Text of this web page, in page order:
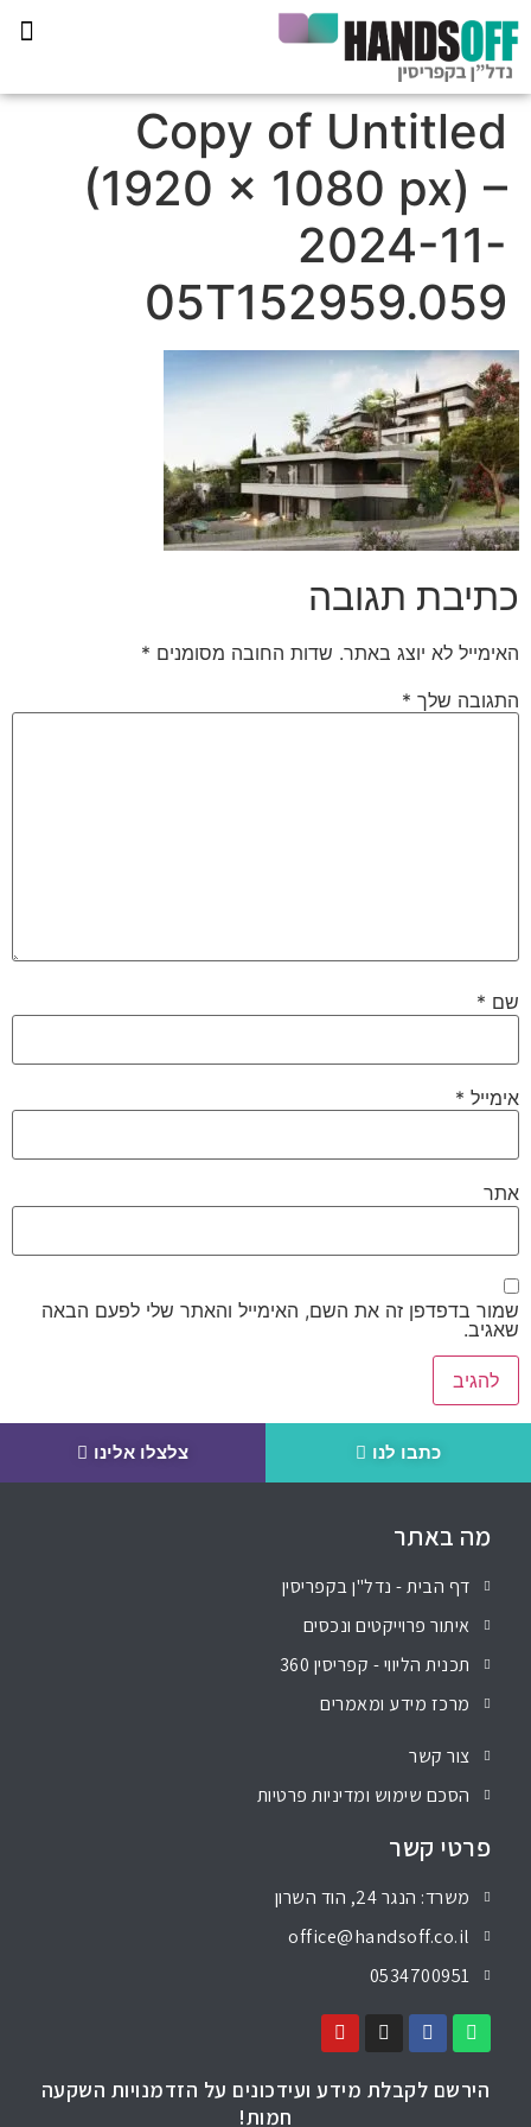
Copy of Untitled
(1920 × 1080 px) –
2024-11-
05T152959.059
כתיבת תגובה
האימייל לא יוצג באתר. שדות החובה מסומנים *
התגובה שלך *
שם *
אימייל *
אתר
שמור בדפדפן זה את השם, האימייל והאתר שלי לפעם הבאה
שאגיב.
כתבו לנו צלצלו אלינו
מה באתר
דף הבית - נדל"ן בקפריסין
איתור פרוייקטים ונכסים
תכנית הליווי - קפריסין 360
מרכז מידע ומאמרים
צור קשר
הסכם שימוש ומדיניות פרטיות
פרטי קשר
משרד: הנגר 24, הוד השרון
office@handsoff.co.il
0534700951
הירשם לקבלת מידע ועידכונים על הזדמנויות השקעה
חמות!